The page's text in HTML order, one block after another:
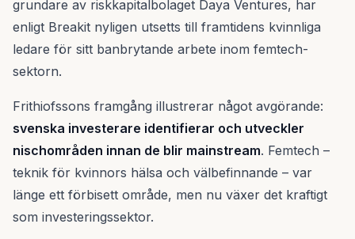
grundare av riskkapitalbolaget Daya Ventures, har
enligt Breakit nyligen utsetts till framtidens kvinnliga
ledare för sitt banbrytande arbete inom femtech-
sektorn.
Frithiofssons framgång illustrerar något avgörande:
svenska investerare identifierar och utveckler
nischområden innan de blir mainstream. Femtech –
teknik för kvinnors hälsa och välbefinnande – var
länge ett förbisett område, men nu växer det kraftigt
som investeringssektor.